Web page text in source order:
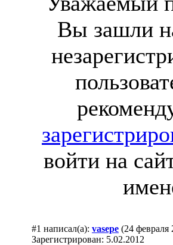
Вы зашли
войти на
#1 написал(а): vasepe (24 февраля
Зарегистрирован: 5.02.2012